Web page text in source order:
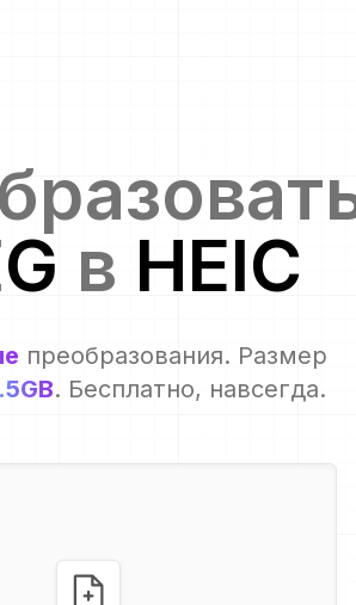
в HEIC
преобразования. Размер
. Бесплатно, навсегда.